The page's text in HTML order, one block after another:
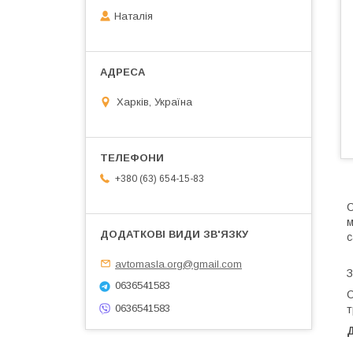
Наталія
Харків, Україна
+380 (63) 654-15-83
avtomasla.org@gmail.com
0636541583
0636541583